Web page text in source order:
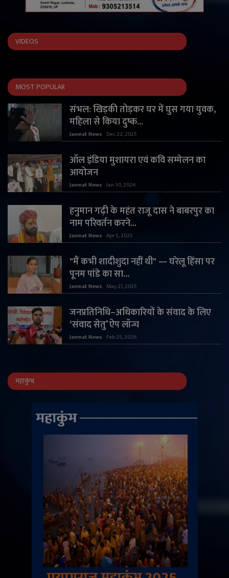
VIDEOS
MOST POPULAR
संभल: खिड़की तोड़कर घर में घुस गया युवक,
महिला से किया दुष्क...
Janmat News Dec 22, 2025
ऑल इंडिया मुशायरा एवं कवि सम्मेलन का
आयोजन
Janmat News Jan 30, 2026
हनुमान गढ़ी के महंत राजू दास ने बाबरपुर का
नाम परिवर्तन करने...
Janmat News Apr 5, 2025
"मैं कभी शादीशुदा नहीं थी" — घरेलू हिंसा पर
पूनम पांडे का सा...
Janmat News May 21, 2025
जनप्रतिनिधि–अधिकारियों के संवाद के लिए
‘संवाद सेतु’ ऐप लॉन्च
Janmat News Feb 25, 2026
महाकुंभ